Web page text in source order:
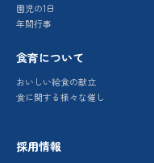
園児の1日
年間行事
食育について
おいしい給食の献立
食に関する様々な催し
採用情報